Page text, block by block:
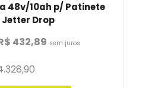
48v/10ah p/ Patinete
Drop
432,89 sem juros